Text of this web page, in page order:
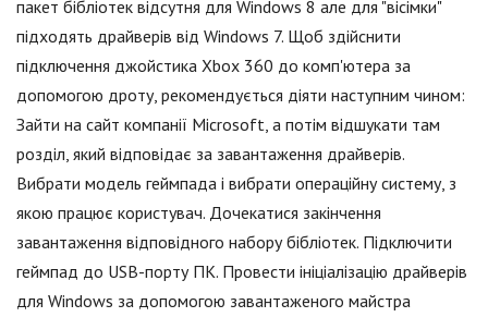
пакет бібліотек відсутня для Windows 8 але для "вісімки"
підходять драйверів від Windows 7. Щоб здійснити
підключення джойстика Xbox 360 до комп'ютера за
допомогою дроту, рекомендується діяти наступним чином:
Зайти на сайт компанії Microsoft, а потім відшукати там
розділ, який відповідає за завантаження драйверів.
Вибрати модель геймпада і вибрати операційну систему, з
якою працює користувач. Дочекатися закінчення
завантаження відповідного набору бібліотек. Підключити
геймпад до USB-порту ПК. Провести ініціалізацію драйверів
для Windows за допомогою завантаженого майстра